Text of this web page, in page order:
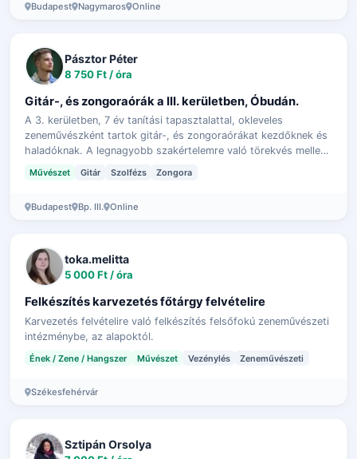
Budapest Nagymaros Online
Pásztor Péter
8 750 Ft / óra
Gitár-, és zongoraórák a III. kerületben, Óbudán.
A 3. kerületben, 7 év tanítási tapasztalattal, okleveles
zeneművészként tartok gitár-, és zongoraórákat kezdőknek és
haladóknak. A legnagyobb szakértelemre való törekvés mellett
rugalmasan, a tanulóh…
Művészet Gitár Szolfézs Zongora
Budapest Bp. III. Online
toka.melitta
5 000 Ft / óra
Felkészítés karvezetés főtárgy felvételire
Karvezetés felvételire való felkészítés felsőfokú zeneművészeti
intézménybe, az alapoktól.
Ének / Zene / Hangszer Művészet Vezénylés Zeneművészeti
Székesfehérvár
Sztipán Orsolya